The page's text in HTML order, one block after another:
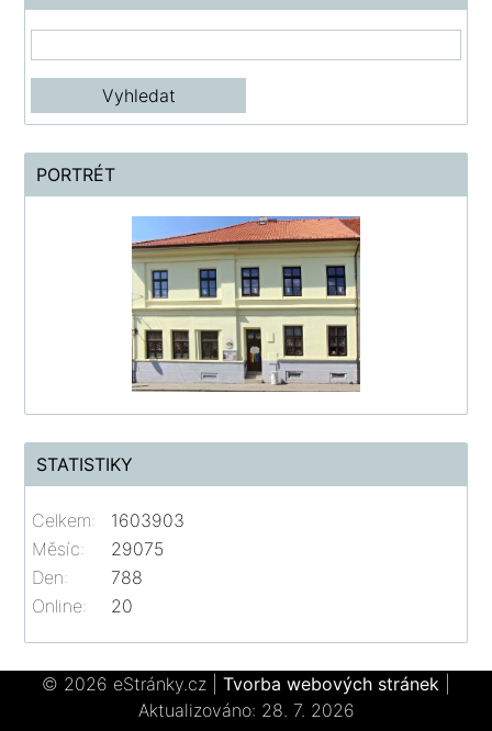
PORTRÉT
STATISTIKY
Online: 20
Celkem:
1603903
Měsíc:
29075
Den:
788
© 2026 eStránky.cz Tvorba webových stránek
Aktualizováno: 28. 7. 2026